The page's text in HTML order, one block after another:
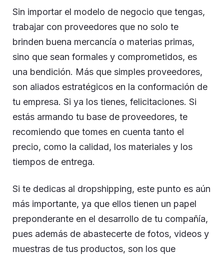
Sin importar el modelo de negocio que tengas,
trabajar con proveedores que no solo te
brinden buena mercancía o materias primas,
sino que sean formales y comprometidos, es
una bendición. Más que simples proveedores,
son aliados estratégicos en la conformación de
tu empresa. Si ya los tienes, felicitaciones. Si
estás armando tu base de proveedores, te
recomiendo que tomes en cuenta tanto el
precio, como la calidad, los materiales y los
tiempos de entrega.
Si te dedicas al dropshipping, este punto es aún
más importante, ya que ellos tienen un papel
preponderante en el desarrollo de tu compañía,
pues además de abastecerte de fotos, videos y
muestras de tus productos, son los que